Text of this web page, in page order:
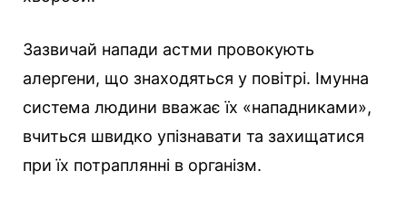
Зазвичай напади астми провокують
алергени, що знаходяться у повітрі. Імунна
система людини вважає їх «нападниками»,
вчиться швидко упізнавати та захищатися
при їх потраплянні в організм.